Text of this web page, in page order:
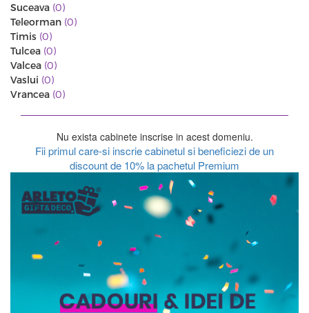
Suceava (0)
Teleorman (0)
Timis (0)
Tulcea (0)
Valcea (0)
Vaslui (0)
Vrancea (0)
Nu exista cabinete inscrise in acest domeniu.
Fii primul care-si inscrie cabinetul si beneficiezi de un
discount de 10% la pachetul Premium